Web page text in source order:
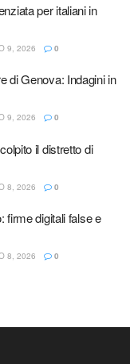
per italiani in
9, 2026 0
di Genova: Indagini in
9, 2026 0
il distretto di
8, 2026 0
firme digitali false e
8, 2026 0